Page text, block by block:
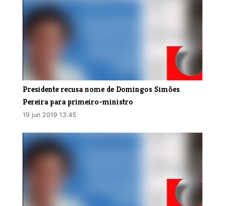
​Presidente recusa nome de Domingos Simões
Pereira para primeiro-ministro
19 jun 2019 13:45